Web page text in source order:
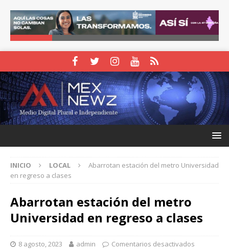
INICIO LOCAL
Abarrotan estación del metro Universidad
en regreso a clases
Abarrotan estación del metro
Universidad en regreso a clases
8 agosto, 2023 admin Comentarios desactivados